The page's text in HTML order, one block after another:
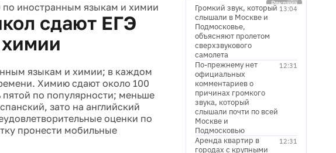
иностранным языкам и химии
сдают ЕГЭ
языкам и химии; в каждом
Химию сдают около 100
пятой по популярности; меньше
зато на английский
оценки по
пронести мобильные
13:04
Громкий звук, который
слышали в Москве и
Подмосковье,
объясняют пролетом
сверхзвукового
самолета
12:31
По-прежнему нет
официальных
комментариев о
причинах громкого
звука, который
слышали почти по всей
Москве и
Подмосковью
12:31
Аренда квартир в
городах с крупными